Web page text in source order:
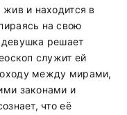
и находится в
на свою
решает
служит ей
между мирами,
законами и
что её